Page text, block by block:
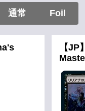
通常 Foil
【